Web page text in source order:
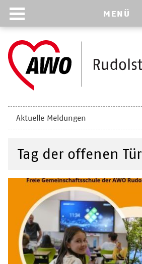
Navigation
überspringen
Aktuelle Meldungen
Tag der offenen Tür
MENÜ